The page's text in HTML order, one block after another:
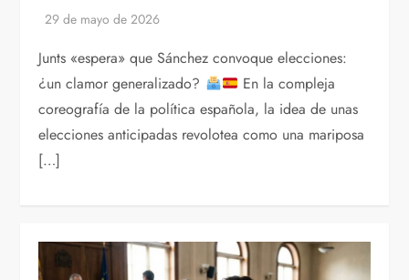
Junts «espera» que Sánchez convoque elecciones:
¿un clamor generalizado?
En la compleja
coreografía de la política española, la idea de unas
elecciones anticipadas revolotea como una mariposa
[…]